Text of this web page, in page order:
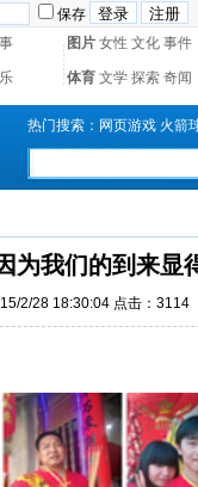
保存
图片 女性 文化 事件
体育 文学 探索 奇闻
热门搜索： 网页游戏 火箭
为我们的到来显
2/28 18:30:04 点击：3114